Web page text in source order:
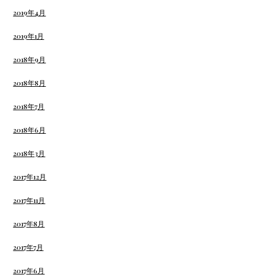
2019年4月
2019年1月
2018年9月
2018年8月
2018年7月
2018年6月
2018年3月
2017年12月
2017年11月
2017年8月
2017年7月
2017年6月